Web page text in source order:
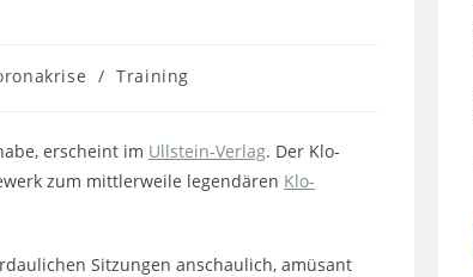
/ Training
erscheint im Ullstein-Verlag. Der Klo-
zum mittlerweile legendären Klo-
Sitzungen anschaulich, amüsant